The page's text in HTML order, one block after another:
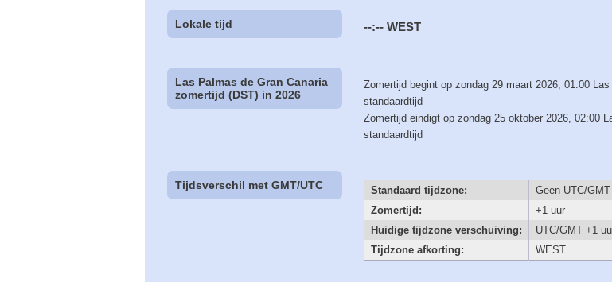
Lokale tijd --:-- WEST
Las Palmas de Gran Canaria
zomertijd (DST) in 2026
Zomertijd begint op zondag 29 maart 2026, 01:00
standaardtijd
Zomertijd eindigt op zondag 25 oktober 2026, 02:00
standaardtijd
Tijdsverschil met GMT/UTC Standaard tijdzone:
Geen UTC/
Zomertijd:
+1 uur
Huidige tijdzone verschuiving:
UTC/GMT +1
Tijdzone afkorting:
WEST